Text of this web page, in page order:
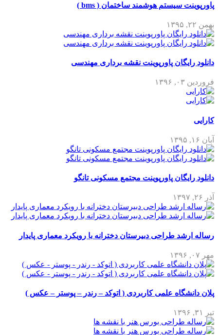
پاورپوینت سیستم هوشمند ساختمان ( bms )
بهمن ۲۲, ۱۳۹۵
دانلود رایگان پاورپوینت نقشه برداری مهندسی
فروردین ۰۳, ۱۳۹۶
کارایی
آبان ۱۶, ۱۳۹۵
دانلود رایگان پاورپوینت مجتمع مسکونی تانگو
آذر ۲۶, ۱۳۹۷
رساله ارشد طراحی دبیرستان دخترانه با رویکرد معماری پایدار
مهر ۰۷, ۱۳۹۶
پلان دانشگاه علمی کاربردی ( اتوکد – رندر – پوستر – عکس )
تیر ۳۱, ۱۳۹۶